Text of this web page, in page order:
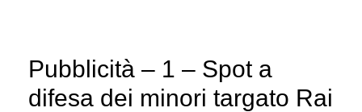
Pubblicità – 1 – Spot a
difesa dei minori targato Rai